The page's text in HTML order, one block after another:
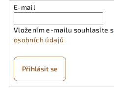
E-mail
Vložením e-mailu souhlasíte s
osobních údajů
Přihlásit se